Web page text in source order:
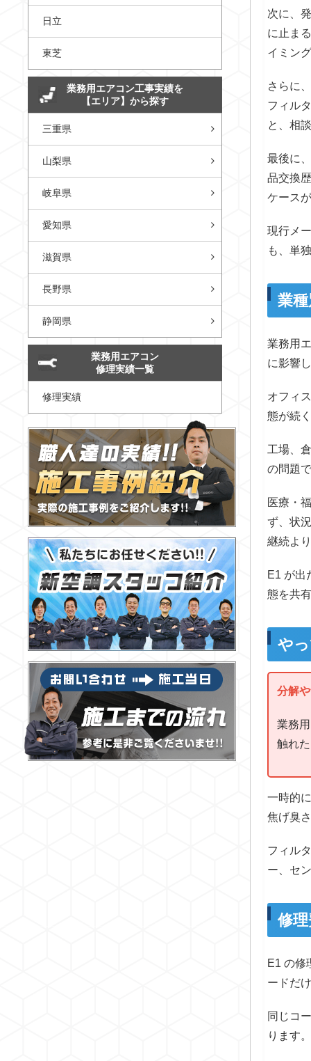
次に、
に止ま
イミン
さらに
フィル
と、相
最後に
品交換
ケース
現行メ
も、単
業
業務用
に影響
オフィ
態が続
工場、
の問題
医療・
ず、状
継続よ
E1 が出
態を共
や
分解
業務
触れ
一時的
焦げ臭
フィル
ー、セ
修
E1 の修
ードだ
同じコ
ります
日立
東芝
業務用エアコン工事実績を
【エリア】から探す
三重県
山梨県
岐阜県
愛知県
滋賀県
長野県
静岡県
業務用エアコン
修理実績一覧
修理実績